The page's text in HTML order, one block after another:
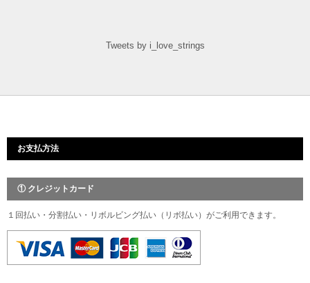
Tweets by i_love_strings
お支払方法
① クレジットカード
１回払い・分割払い・リボルビング払い（リボ払い）がご利用できます。